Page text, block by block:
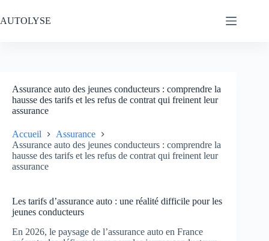
au
contenu
AUTOLYSE
Assurance auto des jeunes conducteurs : comprendre la
hausse des tarifs et les refus de contrat qui freinent leur
assurance
Accueil
Assurance
Assurance auto des jeunes conducteurs : comprendre la
hausse des tarifs et les refus de contrat qui freinent leur
assurance
Les tarifs d’assurance auto : une réalité difficile pour les
jeunes conducteurs
En 2026, le paysage de l’assurance auto en France